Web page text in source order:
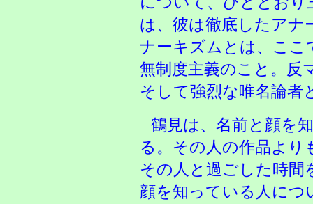
は、彼は徹底したア
ナーキズムとは、ここ
無制度主義のこと。反
そして強烈な唯名論者
鶴見は、名前と顔を
る。その人の作品より
その人と過ごした時間
顔を知っている人につ